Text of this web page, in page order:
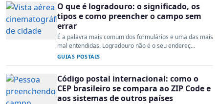
O que é logradouro: o significado, os
tipos e como preencher o campo sem
errar
É a palavra mais comum dos formulários e uma das mais
mal entendidas. Logradouro não é o seu endereç...
GUIAS POSTAIS
Código postal internacional: como o
CEP brasileiro se compara ao ZIP Code e
aos sistemas de outros países